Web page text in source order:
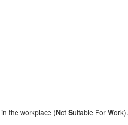
the workplace (Not Suitable For Work).